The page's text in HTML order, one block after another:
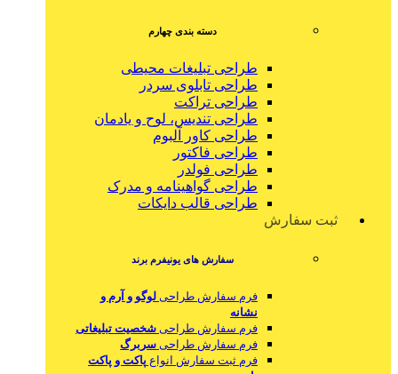
دسته بندی چهارم
طراحی تبلیغات محیطی
طراحی تابلوی سردر
طراحی تراکت
طراحی تندیس، لوح و یادمان
طراحی کاور آلبوم
طراحی فاکتور
طراحی فولدر
طراحی گواهینامه و مدرک
طراحی قالب دایکات
ثبت سفارش
سفارش های یونیفرم برند
فرم سفارش طراحی لوگو و آرم و
نشانه
فرم سفارش طراحی شخصیت تبلیغاتی
فرم سفارش طراحی سربرگ
فرم ثبت سفارش انواع پاکت و پاکت